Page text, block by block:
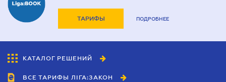
ТАРИФЫ ПОДРОБНЕЕ
КАТАЛОГ РЕШЕНИЙ
ВСЕ ТАРИФЫ ЛІГА:ЗАКОН